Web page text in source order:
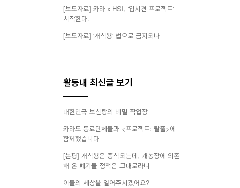
[보도자료] 카라 x HSI, '입시견 프로젝트'
시작한다.
[보도자료] '개식용' 법으로 금지되나
활동내 최신글 보기
대한민국 보신탕의 비밀 작업장
카라도 동료단체들과 <프로젝트: 탈출>에
함께했습니다
[논평] 개식용은 종식되는데, 개농장에 의존
해 온 폐기물 정책은 그대로라니
이들의 세상을 열어주시겠어요?